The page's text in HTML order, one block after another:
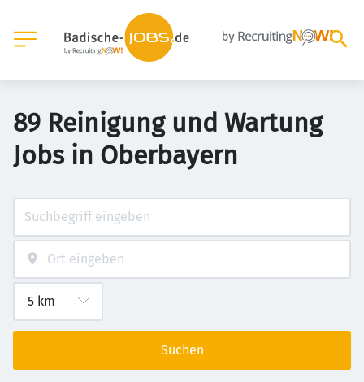
89 Reinigung und Wartung
Jobs in Oberbayern
Suchen